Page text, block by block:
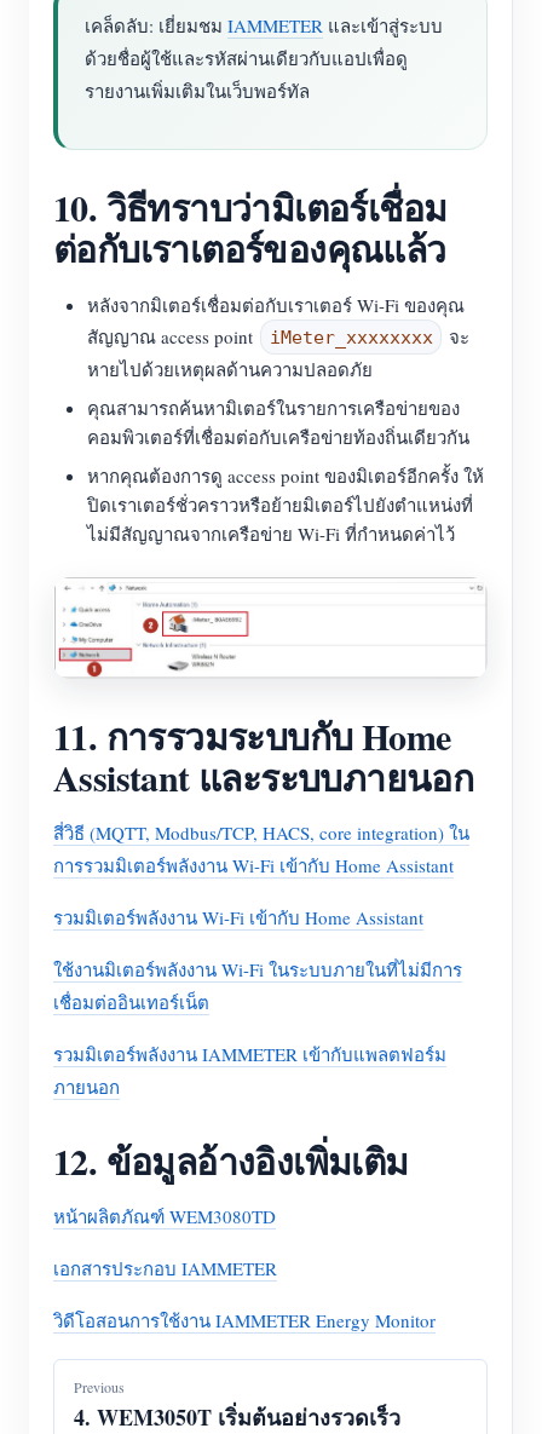
เคล็ดลับ: เยี่ยมชม IAMMETER และเข้าสู่ระบบ
ด้วยชื่อผู้ใช้และรหัสผ่านเดียวกับแอปเพื่อดู
รายงานเพิ่มเติมในเว็บพอร์ทัล
10. วิธีทราบว่ามิเตอร์เชื่อม
ต่อกับเราเตอร์ของคุณแล้ว
หลังจากมิเตอร์เชื่อมต่อกับเราเตอร์ Wi-Fi ของคุณ
สัญญาณ access point
iMeter_xxxxxxxx
จะ
หายไปด้วยเหตุผลด้านความปลอดภัย
คุณสามารถค้นหามิเตอร์ในรายการเครือข่ายของ
คอมพิวเตอร์ที่เชื่อมต่อกับเครือข่ายท้องถิ่นเดียวกัน
หากคุณต้องการดู access point ของมิเตอร์อีกครั้ง ให้
ปิดเราเตอร์ชั่วคราวหรือย้ายมิเตอร์ไปยังตำแหน่งที่
ไม่มีสัญญาณจากเครือข่าย Wi-Fi ที่กำหนดค่าไว้
11. การรวมระบบกับ Home
Assistant และระบบภายนอก
สี่วิธี (MQTT, Modbus/TCP, HACS, core integration) ใน
การรวมมิเตอร์พลังงาน Wi-Fi เข้ากับ Home Assistant
รวมมิเตอร์พลังงาน Wi-Fi เข้ากับ Home Assistant
ใช้งานมิเตอร์พลังงาน Wi-Fi ในระบบภายในที่ไม่มีการ
เชื่อมต่ออินเทอร์เน็ต
รวมมิเตอร์พลังงาน IAMMETER เข้ากับแพลตฟอร์ม
ภายนอก
12. ข้อมูลอ้างอิงเพิ่มเติม
หน้าผลิตภัณฑ์ WEM3080TD
เอกสารประกอบ IAMMETER
วิดีโอสอนการใช้งาน IAMMETER Energy Monitor
Previous
4. WEM3050T เริ่มต้นอย่างรวดเร็ว